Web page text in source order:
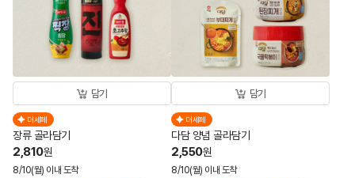
담기
더세페
장류 골라담기
2,810원
8/10(월) 이내 도착
담기
더세페
다담 양념 골라담기
2,550원
8/10(월) 이내 도착